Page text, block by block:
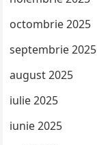
octombrie 2025
septembrie 2025
august 2025
iulie 2025
iunie 2025